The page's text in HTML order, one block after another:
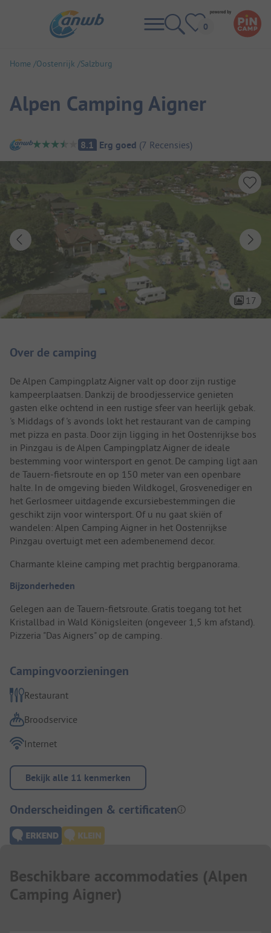
Home Oostenrijk Salzburg
Alpen Camping Aigner
Camping overzicht
8.1 Erg goed (7 Recensies)
17
Over de camping
De Alpen Campingplatz Aigner valt op door zijn rustige
kampeerplaatsen. Dankzij de broodjesservice genieten
gasten elke ochtend in een rustige sfeer van heerlijk gebak.
's Middags of 's avonds lokt het restaurant van de camping
met pizza en pasta. Door zijn ligging in het Oostenrijkse bos
in Pinzgau is de Alpen Campingplatz Aigner de ideale
bestemming voor wintersport en genot. De camping ligt aan
de Tauern-fietsroute en op 150 meter van een openbare
halte. In de omgeving bieden Wildkogel, Grosvenediger en
het Gerlosmeer uitdagende excursiebestemmingen die
geschikt zijn voor wintersport. Of u nu gaat skiën of
wandelen: Alpen Camping Aigner in het Oostenrijkse
Pinzgau overtuigt met een adembenemend decor.
Charmante kleine camping met prachtig bergpanorama.
Bijzonderheden
Gelegen aan de Tauern-fietsroute. Gratis toegang tot het
Kristallbad in Wald Königsleiten (ongeveer 1,5 km afstand).
Pizzeria "Das Aigners" op de camping.
Campingvoorzieningen
Restaurant
Broodservice
Internet
Bekijk alle 11 kenmerken
Onderscheidingen & certificaten
Beschikbare accommodaties (Alpen
Camping Aigner)